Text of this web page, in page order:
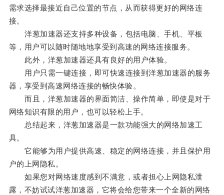
需求选择最接近自己位置的节点，从而获得更好的网络连
接。
洋葱加速器还支持多种设备，包括电脑、手机、平板
等，用户可以随时随地地享受到高速的网络连接服务。
此外，洋葱加速器还具有良好的用户体验。
用户只需一键连接，即可快速连接到洋葱加速器的服务
器，享受到高速网络连接的畅快体验。
而且，洋葱加速器的界面简洁、操作简单，即使是对于
网络知识有限的用户，也可以轻松上手。
总结起来，洋葱加速器是一款功能强大的网络加速工
具。
它能够为用户提供高速、稳定的网络连接，并且保护用
户的上网隐私。
如果您对网络速度感到不满意，或者担心上网隐私泄
露，不妨试试洋葱加速器，它将会给您带来一个全新的网络